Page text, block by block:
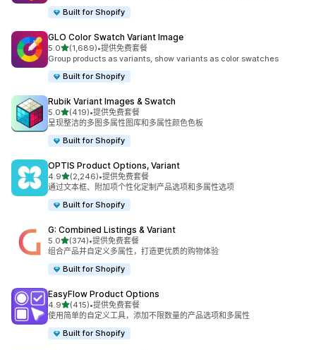
Built for Shopify
GLO Color Swatch Variant Image
5.0星（满分 5 星）
(1,689)
总共 1689 条评论
•提供免费套餐
Group products as variants, show variants as color swatches
Built for Shopify
Rubik Variant Images & Swatch
5.0星（满分 5 星）
(419)
总共 419 条评论
•提供免费套餐
呈现整洁的多图多属性图库和多属性颜色色板
Built for Shopify
OPTIS Product Options, Variant
4.9星（满分 5 星）
(2,246)
总共 2246 条评论
•提供免费套餐
通过文本框、附加项个性化定制产品选项和多属性选项
Built for Shopify
G: Combined Listings & Variant
5.0星（满分 5 星）
(374)
总共 374 条评论
•提供免费套餐
组合产品并自定义多属性，打造更优质的购物体验
Built for Shopify
EasyFlow Product Options
4.9星（满分 5 星）
(415)
总共 415 条评论
•提供免费套餐
使用简单的自定义工具，添加不限数量的产品选项和多属性
Built for Shopify